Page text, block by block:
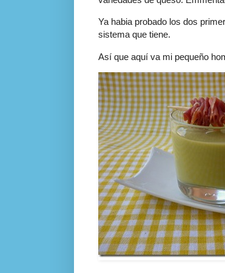
Ya habia probado los dos
sistema que tiene.
Así que aquí va mi pequeño